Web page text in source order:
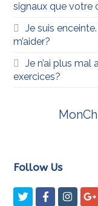
signaux que votre
Je suis
m’aider?
Je n’ai plus
exercices?
Follow Us
TwitterFacebook